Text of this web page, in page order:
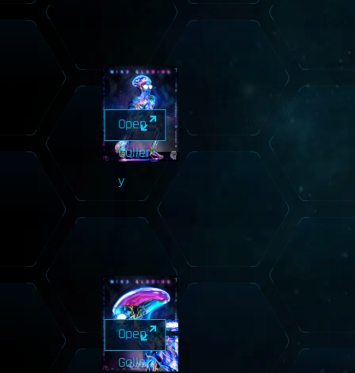
Open
Galler
y
Open
Galler